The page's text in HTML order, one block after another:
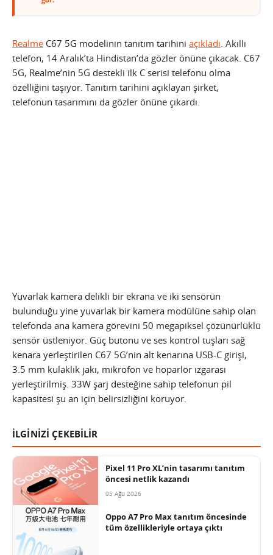
Realme C67 5G modelinin tanıtım tarihini açıkladı. Akıllı
telefon, 14 Aralık’ta Hindistan’da gözler önüne çıkacak. C67
5G, Realme’nin 5G destekli ilk C serisi telefonu olma
özelliğini taşıyor. Tanıtım tarihini açıklayan şirket,
telefonun tasarımını da gözler önüne çıkardı.
Yuvarlak kamera delikli bir ekrana ve iki sensörün
bulunduğu yine yuvarlak bir kamera modülüne sahip olan
telefonda ana kamera görevini 50 megapiksel çözünürlüklü
sensör üstleniyor. Güç butonu ve ses kontrol tuşları sağ
kenara yerleştirilen C67 5G’nin alt kenarına USB-C girişi,
3.5 mm kulaklık jakı, mikrofon ve hoparlör ızgarası
yerleştirilmiş. 33W şarj desteğine sahip telefonun pil
kapasitesi şu an için belirsizliğini koruyor.
İLGİNİZİ ÇEKEBİLİR
Pixel 11 Pro XL’nin tasarımı tanıtım
öncesi netlik kazandı
05 Ağu 2026
Oppo A7 Pro Max tanıtım öncesinde
tüm özellikleriyle ortaya çıktı